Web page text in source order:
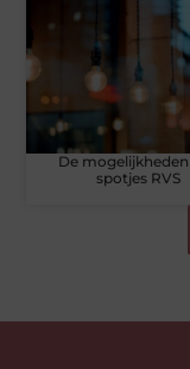
De
spotjes RVS